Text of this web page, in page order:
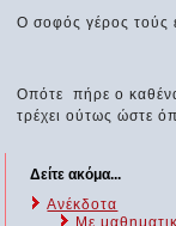
Ο σοφός γέρος τούς
Οπότε πήρε ο
τρέχει ούτως ώστε
Δείτε ακόμα...
Ανέκδοτα
Με